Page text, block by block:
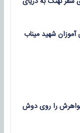
آموزان شهید میناب
را روی دوش